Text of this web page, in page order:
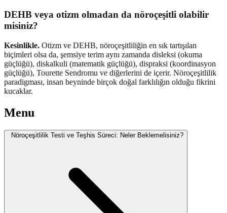
DEHB veya otizm olmadan da nöroçeşitli olabilir
misiniz?
Kesinlikle. Otizm ve DEHB, nöroçeşitliliğin en sık tartışılan
biçimleri olsa da, şemsiye terim aynı zamanda disleksi (okuma
güçlüğü), diskalkuli (matematik güçlüğü), dispraksi (koordinasyon
güçlüğü), Tourette Sendromu ve diğerlerini de içerir. Nöroçeşitlilik
paradigması, insan beyninde birçok doğal farklılığın olduğu fikrini
kucaklar.
Menu
Nöroçeşitlilik Testi ve Teşhis Süreci: Neler Beklemelisiniz?